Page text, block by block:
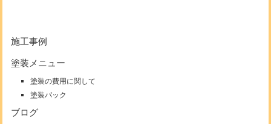
施工事例
塗装メニュー
塗装の費用に関して
塗装パック
ブログ